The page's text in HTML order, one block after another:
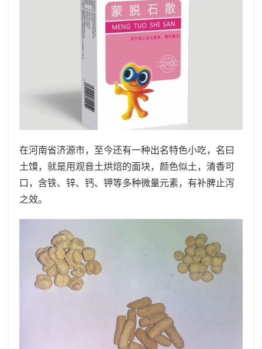
在河南省济源市，至今还有一种出名特色小吃，名曰
土馍，就是用观音土烘焙的面块，颜色似土，清香可
口，含铁、锌、钙、钾等多种微量元素，有补脾止泻
之效。